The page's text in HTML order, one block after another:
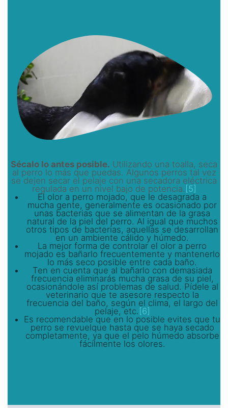
Sécalo lo antes posible. Utilizando una toalla, seca
al perro lo más que puedas. Algunos perros tal vez
se dejen secar el pelaje con una secadora eléctrica
regulada en un nivel bajo de potencia. [5]
El olor a perro mojado, que le desagrada a
mucha gente, generalmente es ocasionado por
unas bacterias que se alimentan de la grasa
natural de la piel del perro. Al igual que muchos
otros tipos de bacterias, aquellas se desarrollan
en un ambiente cálido y húmedo.
La mejor forma de controlar el olor a perro
mojado es bañarlo frecuentemente y mantenerlo
lo más seco posible entre cada baño.
Ten en cuenta que al bañarlo con demasiada
frecuencia eliminarás mucha grasa de su piel,
ocasionándole así problemas de salud. Pídele al
veterinario que te asesore respecto la
frecuencia del baño, según el clima, el largo del
pelaje, etc. [6]
Es recomendable que en lo posible evites que tu
perro se revuelque hasta que se haya secado
completamente, ya que el pelo húmedo absorbe
fácilmente los olores.